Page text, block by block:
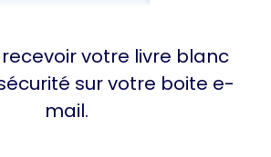
votre livre blanc
sur votre boite e-
mail.